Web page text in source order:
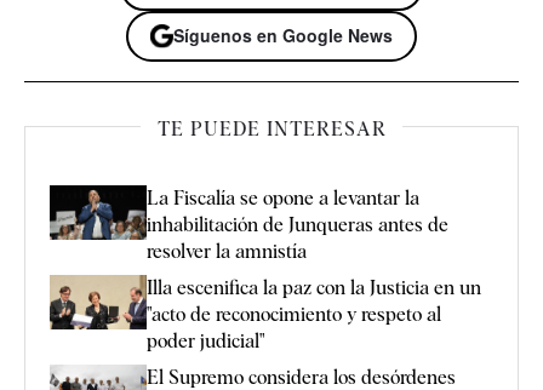
Síguenos en Google News
TE PUEDE INTERESAR
La Fiscalía se opone a levantar la
inhabilitación de Junqueras antes de
resolver la amnistía
Illa escenifica la paz con la Justicia en un
"acto de reconocimiento y respeto al
poder judicial"
El Supremo considera los desórdenes